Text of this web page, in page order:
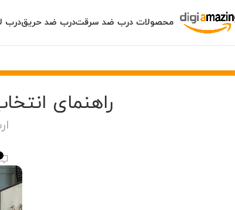
محصولات درب ضد سرقتدرب ضد حریقدرب
راهنمای